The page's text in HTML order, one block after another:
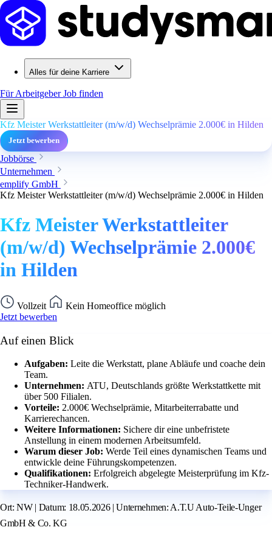
Alles für deine Karriere
Für ArbeitgeberJob finden
Kfz Meister Werkstattleiter (m/w/d) Wechselprämie 2.000€ in Hilden
Jetzt bewerben
Jobbörse
Unternehmen
emplify GmbH
Kfz Meister Werkstattleiter (m/w/d) Wechselprämie 2.000€ in Hilden
Kfz Meister Werkstattleiter
(m/w/d) Wechselprämie 2.000€
in Hilden
Vollzeit
Kein Homeoffice möglich
Jetzt bewerben
Auf einen Blick
Aufgaben: Leite die Werkstatt, plane Abläufe und coache dein
Team.
Unternehmen: ATU, Deutschlands größte Werkstattkette mit
über 500 Filialen.
Vorteile: 2.000€ Wechselprämie, Mitarbeiterrabatte und
Karrierechancen.
Weitere Informationen: Sichere dir eine unbefristete
Anstellung in einem modernen Arbeitsumfeld.
Warum dieser Job: Werde Teil eines dynamischen Teams und
entwickle deine Führungskompetenzen.
Qualifikationen: Erfolgreich abgelegte Meisterprüfung im Kfz-
Techniker-Handwerk.
Ort: NW | Datum: 18.05.2026 | Unternehmen: A.T.U Auto-Teile-Unger
GmbH & Co. KG